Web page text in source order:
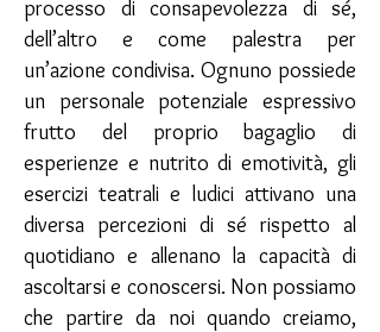
processo di consapevolezza di sé,
dell’altro e come palestra per
un’azione condivisa. Ognuno possiede
un personale potenziale espressivo
frutto del proprio bagaglio di
esperienze e nutrito di emotività, gli
esercizi teatrali e ludici attivano una
diversa percezioni di sé rispetto al
quotidiano e allenano la capacità di
ascoltarsi e conoscersi. Non possiamo
che partire da noi quando creiamo,